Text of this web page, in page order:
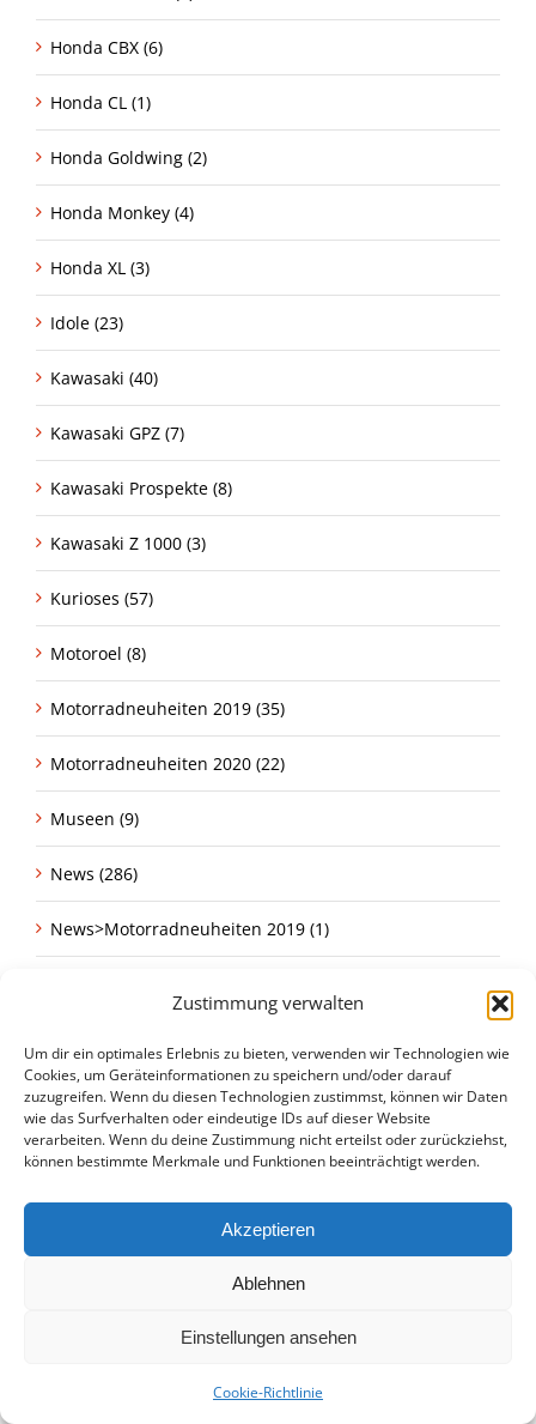
Zustimmung verwalten
Um dir ein optimales Erlebnis zu bieten, verwenden wir Technologien wie
Cookies, um Geräteinformationen zu speichern und/oder darauf
zuzugreifen. Wenn du diesen Technologien zustimmst, können wir Daten
wie das Surfverhalten oder eindeutige IDs auf dieser Website
verarbeiten. Wenn du deine Zustimmung nicht erteilst oder zurückziehst,
können bestimmte Merkmale und Funktionen beeinträchtigt werden.
Akzeptieren
Ablehnen
Einstellungen ansehen
Cookie-Richtlinie
Honda CBX (6)
Honda CL (1)
Honda Goldwing (2)
Honda Monkey (4)
Honda XL (3)
Idole (23)
Kawasaki (40)
Kawasaki GPZ (7)
Kawasaki Prospekte (8)
Kawasaki Z 1000 (3)
Kurioses (57)
Motoroel (8)
Motorradneuheiten 2019 (35)
Motorradneuheiten 2020 (22)
Museen (9)
News (286)
News>Motorradneuheiten 2019 (1)
Rallye Dakar (24)
Ratgeber (5)
Ratgeber>Blech & Lack|Custom Bikes (1)
Restauration (21)